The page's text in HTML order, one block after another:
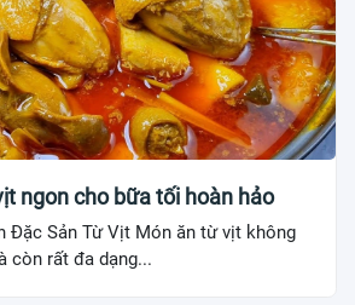
ngon cho bữa tối hoàn hảo
Đặc Sản Từ Vịt Món ăn từ vịt không
còn rất đa dạng...